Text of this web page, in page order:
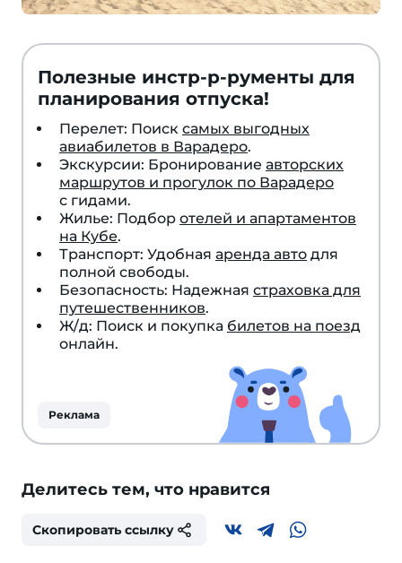
Полезные инстр-р-рументы для
планирования отпуска!
Перелет: Поиск самых выгодных
авиабилетов в Варадеро.
Экскурсии: Бронирование авторских
маршрутов и прогулок по Варадеро
с гидами.
Жилье: Подбор отелей и апартаментов
на Кубе.
Транспорт: Удобная аренда авто для
полной свободы.
Безопасность: Надежная страховка для
путешественников.
Ж/д: Поиск и покупка билетов на поезд
онлайн.
Реклама
Делитесь тем, что нравится
Скопировать ссылку